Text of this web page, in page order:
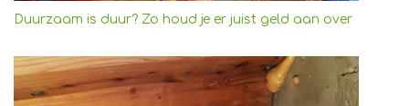
Duurzaam is duur? Zo houd je er juist geld aan over